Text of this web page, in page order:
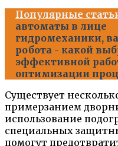
Популярные
автоматы в лице
гидромеханики,
робота - какой
эффективной
оптимизации
Существует
примерзанием
использование
специальных
помогут